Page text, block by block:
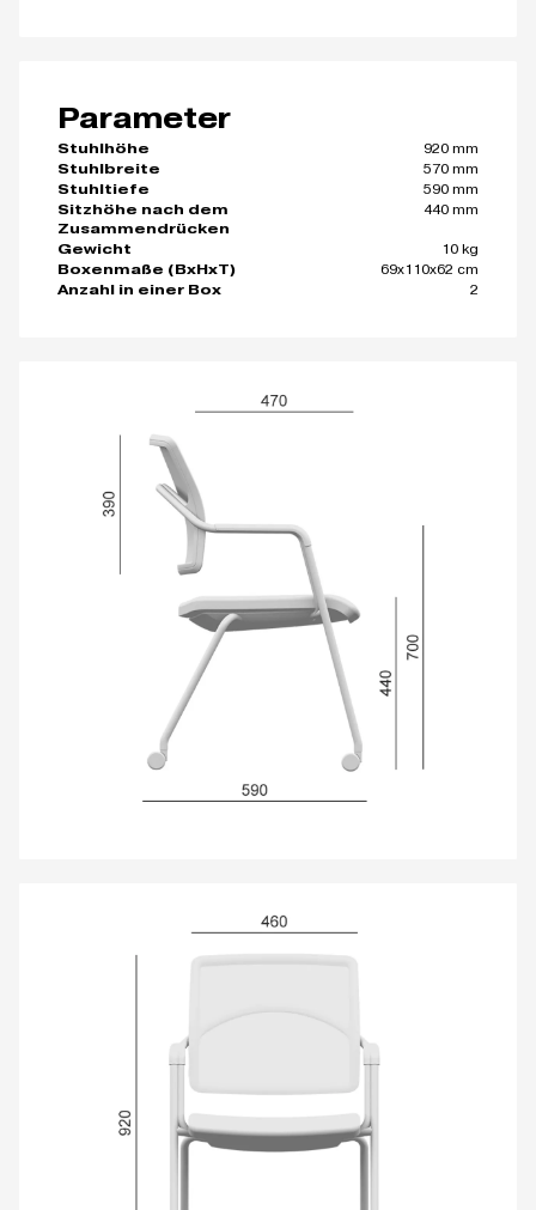
Parameter
Stuhlhöhe
920 mm
Stuhlbreite
570 mm
Stuhltiefe
590 mm
Sitzhöhe nach dem
Zusammendrücken
440 mm
Gewicht
10 kg
Boxenmaße (BxHxT)
69x110x62 cm
Anzahl in einer Box
2